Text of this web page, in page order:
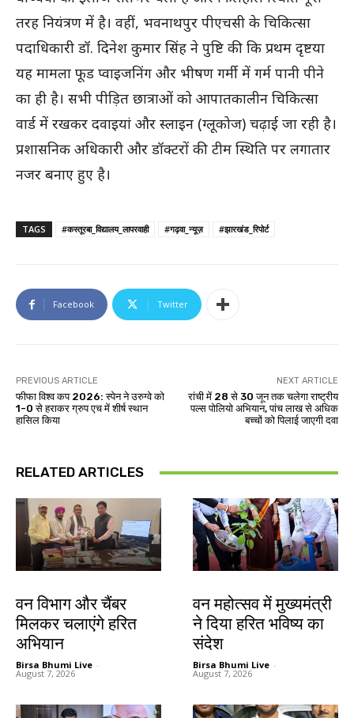
तरह नियंत्रण में है। वहीं, भवनाथपुर पीएचसी के चिकित्सा
पदाधिकारी डॉ. दिनेश कुमार सिंह ने पुष्टि की कि प्रथम दृष्टया
यह मामला फूड प्वाइजनिंग और भीषण गर्मी में गर्म पानी पीने
का ही है। सभी पीड़ित छात्राओं को आपातकालीन चिकित्सा
वार्ड में रखकर दवाइयां और स्लाइन (ग्लूकोज) चढ़ाई जा रही है।
प्रशासनिक अधिकारी और डॉक्टरों की टीम स्थिति पर लगातार
नजर बनाए हुए है।
TAGS #कस्तूरबा_विद्यालय_लापरवाही #गढ़वा_न्यूज़ #झारखंड_रिपोर्ट
Facebook Twitter
PREVIOUS ARTICLE
फीफा विश्व कप 2026: स्पेन ने उरुग्वे को
1-0 से हराकर ग्रुप एच में शीर्ष स्थान
हासिल किया
NEXT ARTICLE
रांची में 28 से 30 जून तक चलेगा राष्ट्रीय
पल्स पोलियो अभियान, पांच लाख से अधिक
बच्चों को पिलाई जाएगी दवा
RELATED ARTICLES
वन विभाग और चैंबर
मिलकर चलाएंगे हरित
अभियान
Birsa Bhumi Live -
August 7, 2026
वन महोत्सव में मुख्यमंत्री
ने दिया हरित भविष्य का
संदेश
Birsa Bhumi Live -
August 7, 2026